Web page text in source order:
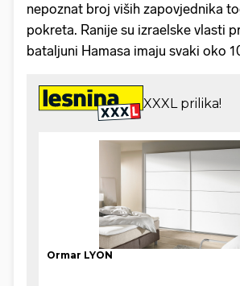
nepoznat broj viših zapovjednika
pokreta. Ranije su izraelske vlasti
bataljuni Hamasa imaju svaki oko